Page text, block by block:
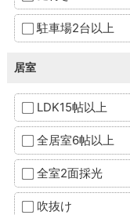
駐車場2台以上
居室
LDK15帖以上
全居室6帖以上
全室2面採光
吹抜け